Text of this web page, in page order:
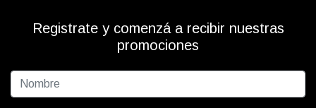
Registrate y comenzá a recibir nuestras
promociones